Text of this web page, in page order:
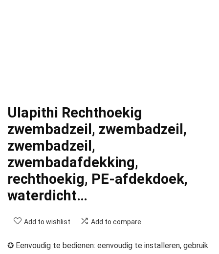
Ulapithi Rechthoekig
zwembadzeil, zwembadzeil,
zwembadzeil,
zwembadafdekking,
rechthoekig, PE-afdekdoek,
waterdicht…
Add to wishlist Add to compare
✪ Eenvoudig te bedienen: eenvoudig te installeren, gebruik